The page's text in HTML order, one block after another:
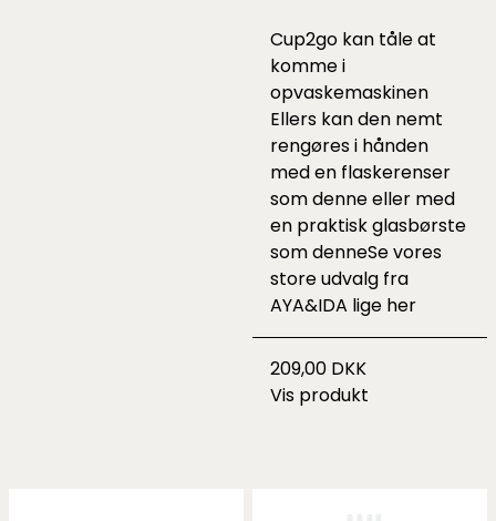
Cup2go kan tåle at
komme i
opvaskemaskinen
Ellers kan den nemt
rengøres i hånden
med en flaskerenser
somdenneeller med
en praktisk glasbørste
somdenneSe vores
store udvalg fra
AYA&IDA lige her
209,00 DKK
Vis produkt